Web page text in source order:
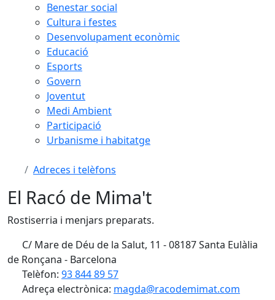
Benestar social
Cultura i festes
Desenvolupament econòmic
Educació
Esports
Govern
Joventut
Medi Ambient
Participació
Urbanisme i habitatge
Adreces i telèfons
El Racó de Mima't
Rostiserria i menjars preparats.
C/ Mare de Déu de la Salut, 11 - 08187 Santa Eulàlia
de Ronçana - Barcelona
Telèfon: 93 844 89 57
Adreça electrònica: magda@racodemimat.com